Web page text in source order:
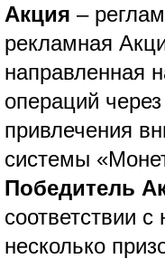
Акция –
рекламная
направленная
операций
привлечения
системы
Победитель
соответствии
несколько